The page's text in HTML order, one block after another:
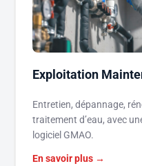
Exploitation
Entretien, dépannage,
traitement d’eau, avec
logiciel GMAO.
En savoir plus →